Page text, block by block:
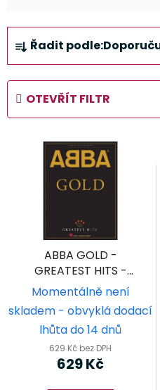
Ř
a
z
e
n
í
Řadit podle:
OTEVŘÍT FILTR
u
ABBA GOLD -
GREATEST HITS -
klavír/zpěv/kytara
Momentálně není
skladem - obvyklá dodací
lhůta do 14 dnů
629 Kč bez DPH
629 Kč